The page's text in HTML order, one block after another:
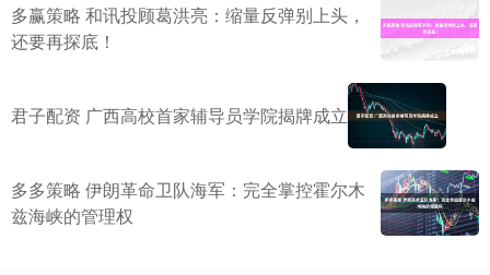
多赢策略 和讯投顾葛洪亮：缩量反弹别上头，
还要再探底！
君子配资 广西高校首家辅导员学院揭牌成立
多多策略 伊朗革命卫队海军：完全掌控霍尔木
兹海峡的管理权